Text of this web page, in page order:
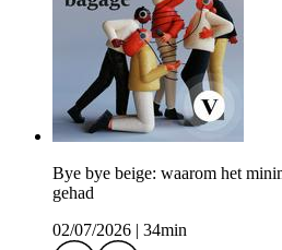
Bye bye beige: waarom het
gehad
02/07/2026
34min